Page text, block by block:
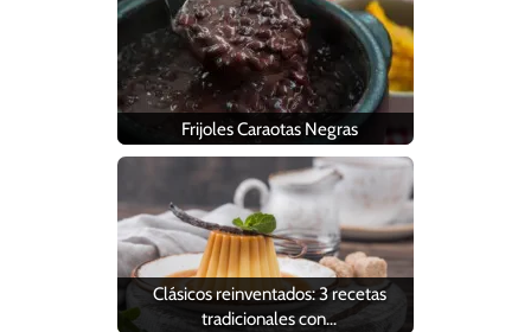
Frijoles Caraotas Negras
Clásicos reinventados: 3 recetas
tradicionales con…